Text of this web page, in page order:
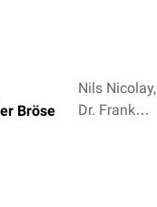
Bröse
Nils Nicolay,
Dr. Frank